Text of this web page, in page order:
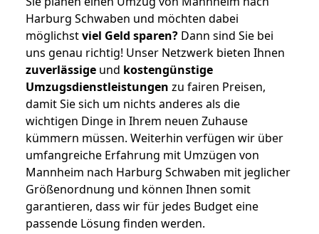
Harburg Schwaben und möchten dabei
möglichstviel Geld sparen? Dann sind Sie bei
uns genau richtig! Unser Netzwerk bieten Ihnen
zuverlässige und kostengünstige
Umzugsdienstleistungen zu fairen Preisen,
damit Sie sich um nichts anderes als die
wichtigen Dinge in Ihrem neuen Zuhause
kümmern müssen. Weiterhin verfügen wir über
umfangreiche Erfahrung mit Umzügen von
Mannheim nach Harburg Schwaben mit jeglicher
Größenordnung und können Ihnen somit
garantieren, dass wir für jedes Budget eine
passende Lösung finden werden.